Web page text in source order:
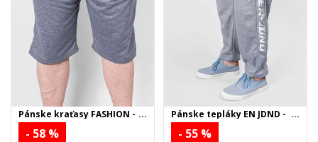
Pánske kraťasy FASHION -
sivé
- 58 %
Pánske tepláky EN JDND -
sivé
- 55 %